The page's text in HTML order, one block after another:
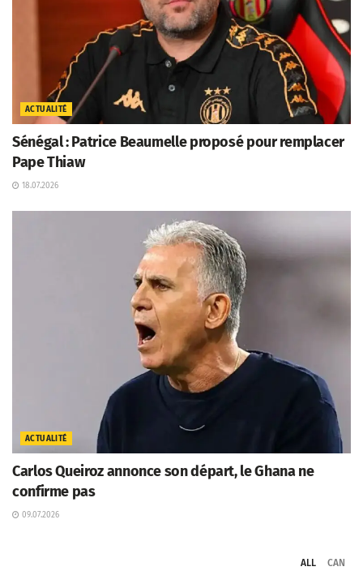
ACTUALITÉ
Sénégal : Patrice Beaumelle proposé pour remplacer
Pape Thiaw
18.07.2026
ACTUALITÉ
Carlos Queiroz annonce son départ, le Ghana ne
confirme pas
09.07.2026
ALL CAN